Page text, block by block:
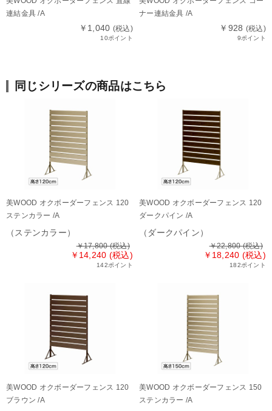
連結金具 /A
￥1,040 (税込)
10ポイント
ナー連結金具 /A
￥928 (税込)
9ポイント
同じシリーズの商品はこちら
美WOOD オクボーダーフェンス 120
ステンカラー /A
（ステンカラー）
￥17,800(税込)
￥14,240 (税込)
142ポイント
美WOOD オクボーダーフェンス 120
ダークパイン /A
（ダークパイン）
￥22,800(税込)
￥18,240 (税込)
182ポイント
美WOOD オクボーダーフェンス 120
ブラウン /A
美WOOD オクボーダーフェンス 150
ステンカラー /A